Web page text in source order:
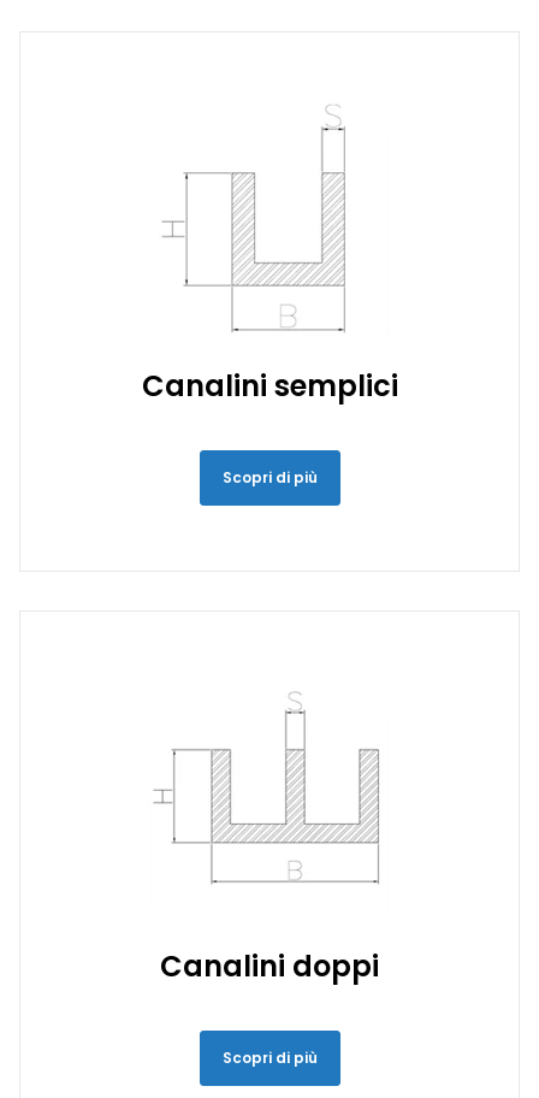
Canalini semplici
Scopri di più
Canalini doppi
Scopri di più